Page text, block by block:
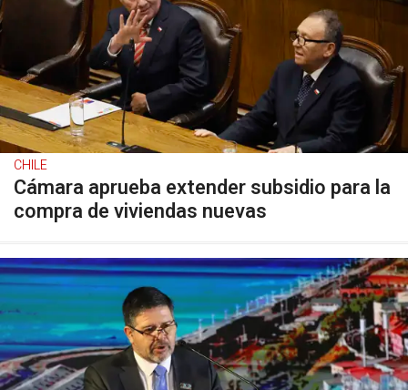
CHILE
Cámara aprueba extender subsidio para la
compra de viviendas nuevas